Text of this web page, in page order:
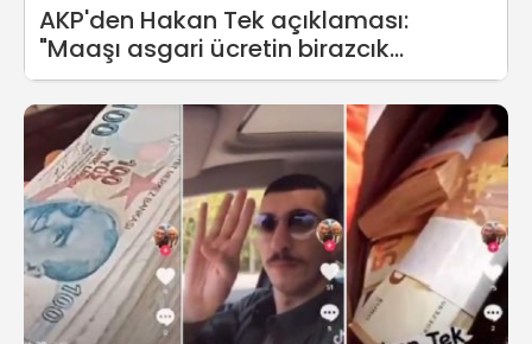
AKP'den Hakan Tek açıklaması:
"Maaşı asgari ücretin birazcık
üstünde"